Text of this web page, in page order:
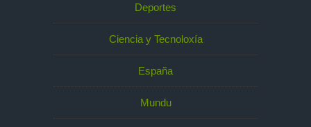
Deportes
Ciencia y Tecnoloxía
España
Mundu